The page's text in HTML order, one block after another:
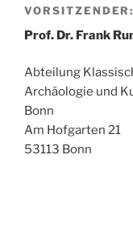
VORSITZENDER:
Prof. Dr. Frank
Abteilung
Archäologie und
Bonn
Am Hofgarten 21
53113 Bonn